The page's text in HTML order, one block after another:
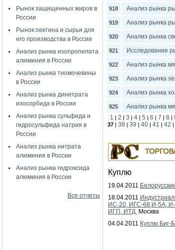
Рынок защищенных жиров в
России
Рынок пектина и сырья для
его производства в России
Анализ рынка изопропилата
алюминия в России
Анализ рынка тиомочевины
в России
Анализ рынка динитрата
изосорбида в России
Анализ рынка сульфида и
гидросульфида натрия в
России
Анализ рынка нитрата
алюминия в России
Анализ рынка гидроксида
алюминия в России
Все отчеты
918 Анализ рынка
919 Анализ рынка
920 Анализ рынка
921 Исследование
922 Анализ рынка
923 Анализ рынка
924 Анализ рынка
925 Анализ рынка
1 | 2 | 3 | 4| 5 | 6 | 7 | 8 |
37| 38 | 39 | 40| 41 | 42 |
Куплю
19.04.2011
18.04.2011
ИС-20, ИГС-68,И-5А,
ИГП, ИТД Москва
04.04.2011 Куплю Биг-